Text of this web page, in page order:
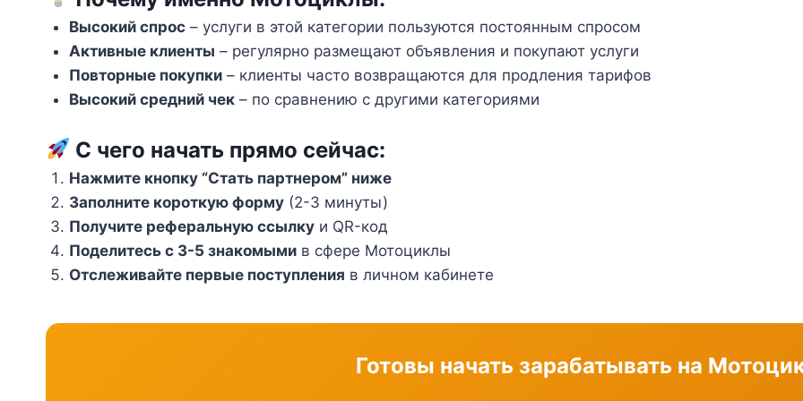
Высокий спрос– услуги в этой категории пользуются постоянным спросом
Активные клиенты – регулярно размещают объявления и покупают услуги
Повторные покупки– клиенты часто возвращаются для продления тарифов
Высокий средний чек– по сравнению с другими категориями
С чего начать прямо сейчас:
Нажмите кнопку “Стать партнером” ниже
Заполните короткую форму(2-3 минуты)
Получите реферальную ссылкуи QR-код
Поделитесь с 3-5 знакомымив сфере Мотоциклы
Отслеживайте первые поступления в личном кабинете
Готовы начать зарабатывать на